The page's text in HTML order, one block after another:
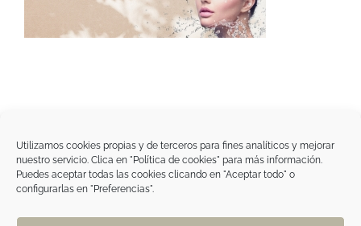
Utilizamos cookies propias y de terceros para fines analíticos y mejorar
nuestro servicio. Clica en "Política de cookies" para más información.
Puedes aceptar todas las cookies clicando en "Aceptar todo" o
configurarlas en "Preferencias".
Tegoder Cosmetics
48170 Zamudio (Bizkaia) - España
Tel. +34 94 454 42 00